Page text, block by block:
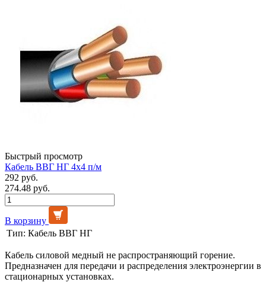
Быстрый просмотр
Кабель ВВГ НГ 4х4 п/м
292 руб.
274.48 руб.
В корзину
Тип: Кабель ВВГ НГ
Кабель силовой медный не распространяющий горение.
Предназначен для передачи и распределения электроэнергии в
стационарных установках.